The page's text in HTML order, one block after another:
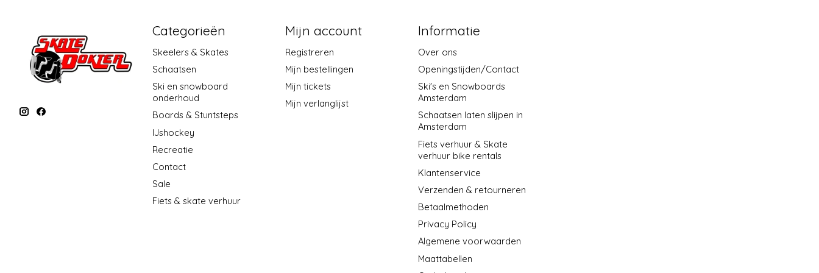
Categorieën
Skeelers & Skates
Schaatsen
Ski en snowboard
onderhoud
Boards & Stuntsteps
IJshockey
Recreatie
Contact
Sale
Fiets & skate verhuur
Mijn account
Registreren
Mijn bestellingen
Mijn tickets
Mijn verlanglijst
Informatie
Over ons
Openingstijden/Contact
Ski's en Snowboards
Amsterdam
Schaatsen laten slijpen in
Amsterdam
Fiets verhuur & Skate
verhuur bike rentals
Klantenservice
Verzenden & retourneren
Betaalmethoden
Privacy Policy
Algemene voorwaarden
Maattabellen